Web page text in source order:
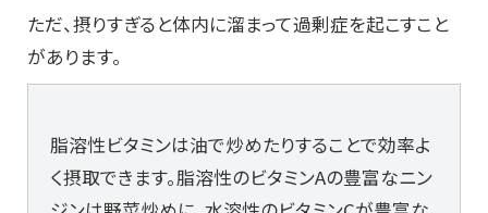
ただ、摂りすぎると体内に溜まって過剰症を起こすこと
があります。
脂溶性ビタミンは油で炒めたりすることで効率よ
く摂取できます。脂溶性のビタミンAの豊富なニン